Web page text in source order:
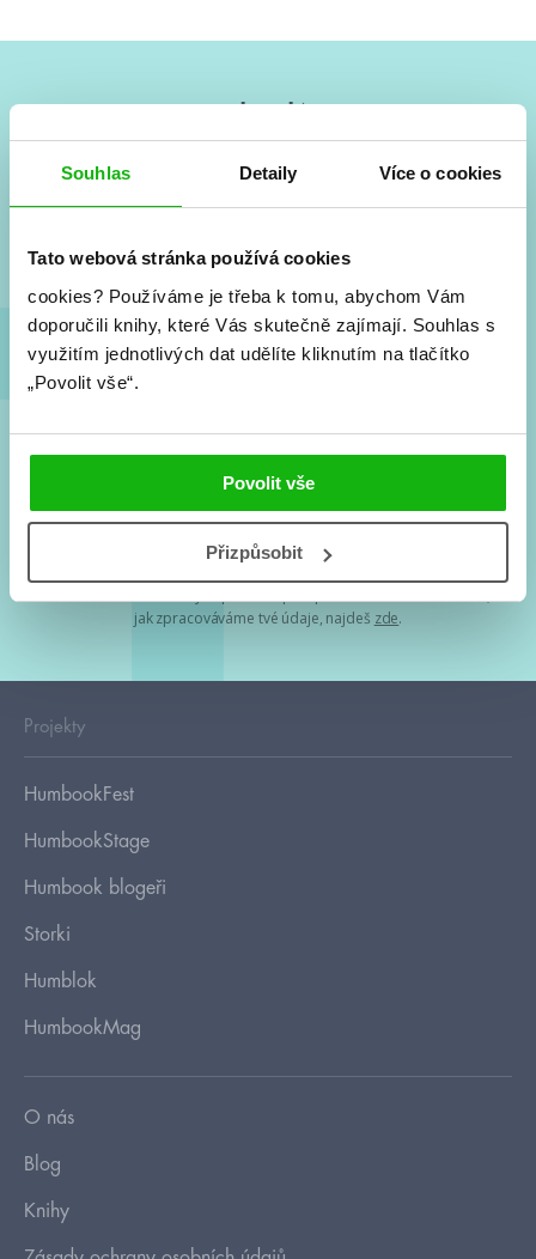
Souhlas Detaily Více o cookies
Tato webová stránka používá cookies
cookies? Používáme je třeba k tomu, abychom Vám
doporučili knihy, které Vás skutečně zajímají. Souhlas s
využitím jednotlivých dat udělíte kliknutím na tlačítko
„Povolit vše“.
Povolit vše
Přizpůsobit
Vše kolem #youngadult každý měsíc rovnou do mailu!
a seriálové adaptace a další.
Souhlasím spodmínkami zpracování osobních údajů
Tvá e-mailová adresa je u nás v bezpečí. Přečti si
jak zpracováváme tvé údaje, najdeš zde.
Projekty
HumbookFest
HumbookStage
Humbook blogeři
Storki
Humblok
HumbookMag
O nás
Blog
Knihy